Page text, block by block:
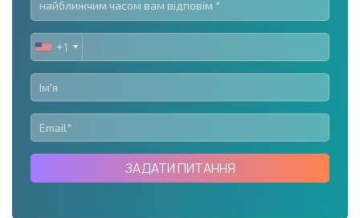
UNITED
STATES
+1
+1
ЗАДАТИ ПИТАННЯ